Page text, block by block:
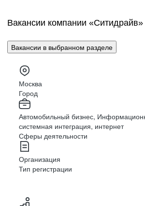
Вакансии компании «Ситидрайв»
Вакансии в выбранном разделе
Москва
Город
Автомобильный бизнес,
системная интеграция, интернет
Сферы деятельности
Организация
Тип регистрации